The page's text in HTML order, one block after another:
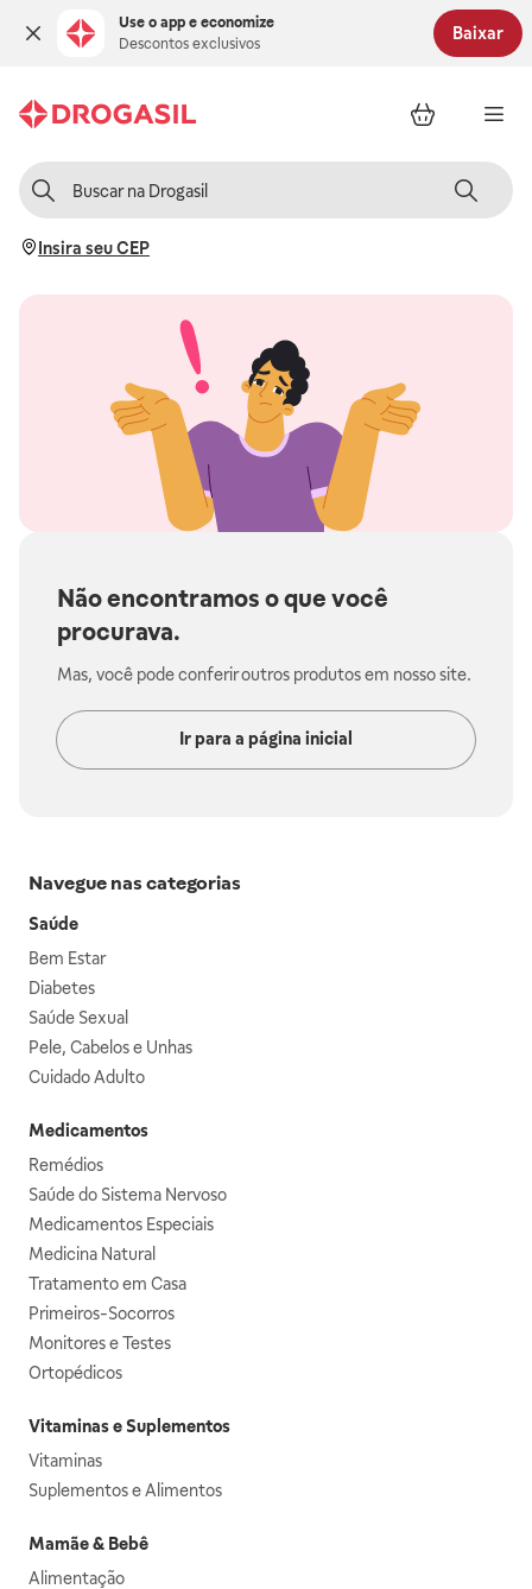
Use o app e economize
Descontos exclusivos
Baixar
Insira seu CEP
Não encontramos o que você
procurava.
Mas, você pode conferir outros produtos em nosso site.
Ir para a página inicial
Navegue nas categorias
Saúde
Bem Estar
Diabetes
Saúde Sexual
Pele, Cabelos e Unhas
Cuidado Adulto
Medicamentos
Remédios
Saúde do Sistema Nervoso
Medicamentos Especiais
Medicina Natural
Tratamento em Casa
Primeiros-Socorros
Monitores e Testes
Ortopédicos
Vitaminas e Suplementos
Vitaminas
Suplementos e Alimentos
Mamãe & Bebê
Alimentação